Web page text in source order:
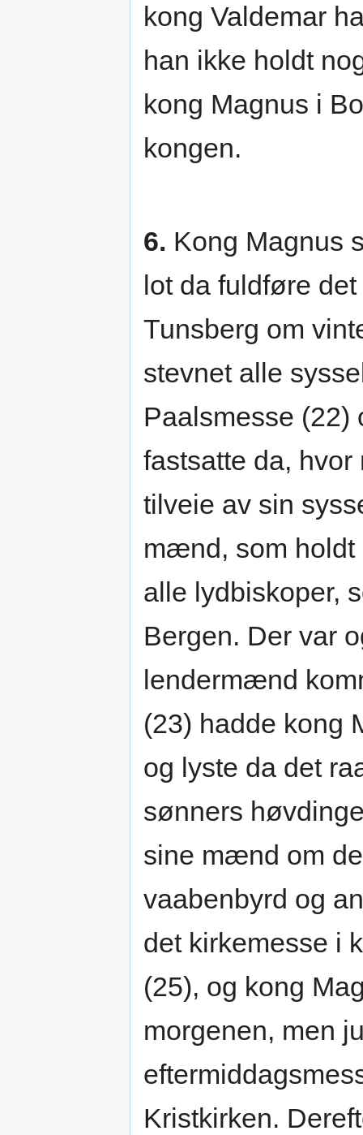
kong Valdemar
han ikke holdt
kong Magnus i
kongen.
6. Kong Magnus
lot da fuldføre
Tunsberg om
stevnet alle
Paalsmesse (22)
fastsatte da,
tilveie av sin
mænd, som holdt
alle lydbiskoper,
Bergen. Der var
lendermænd
(23) hadde kong
og lyste da det
sønners
sine mænd om
vaabenbyrd og
det kirkemesse i
(25), og kong
morgenen, men
Kristkirken.